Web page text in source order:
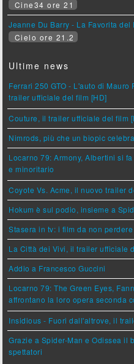
Cine34 ore 21
Jeanne Du Barry - La Favorita del
Cielo ore 21.2
Ultime news
Ferrari 250 GTO - L'auto di
trailer ufficiale del film [HD]
Couture, il trailer ufficiale del film
Nimrods, più che un biopic
Locarno 79: Armony, Albertini si
e minoritario
Coyote Vs. Acme, il nuovo trailer
Hokum è sul podio, insieme a
Stasera in tv: i film da non
La Città dei Vivi, il trailer ufficiale
Addio a Francesco Guccini
Locarno 79: The Green Eyes,
affrontano la loro opera seconda
Insidious - Fuori dall'altrove, il
Grazie a Spider-Man e Odissea il
spettatori